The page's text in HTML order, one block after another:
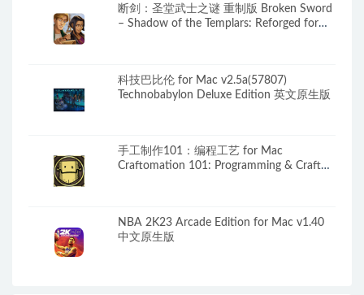
断剑：圣堂武士之谜 重制版 Broken Sword
– Shadow of the Templars: Reforged for
科技巴比伦 for Mac v2.5a(57807)
Technobabylon Deluxe Edition 英文原生版
手工制作101：编程工艺 for Mac
Craftomation 101: Programming & Craft
NBA 2K23 Arcade Edition for Mac v1.40
中文原生版